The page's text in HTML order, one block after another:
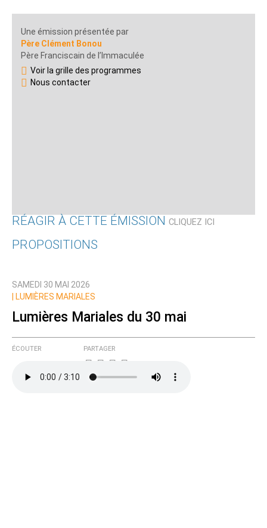
Une émission présentée par
Père Clément Bonou
Père Franciscain de l’Immaculée
Voir la grille des programmes
Nous contacter
RÉAGIR À CETTE ÉMISSION CLIQUEZ ICI
Nom
Courriel (non publié)
PROPOSITIONS
SAMEDI 30 MAI 2026
LUMIÈRES MARIALES
Lumières Mariales du 30 mai
ÉCOUTER PARTAGER